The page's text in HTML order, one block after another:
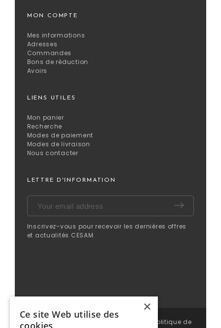
MON COMPTE
Mes informations
Adresses
Commandes
Bons de réduction
Avoirs
LIENS UTILES
Mon panier
Recherche
Modes de paiement
Modes de livraison
Nous contacter
LETTRE D'INFORMATION
Inscrivez-vous pour recevoir les dernières offres
et actualités CESAM.
© CESAM 2025 | Tous droits réservés |
Politique de
×
Ce site Web utilise des
cookies